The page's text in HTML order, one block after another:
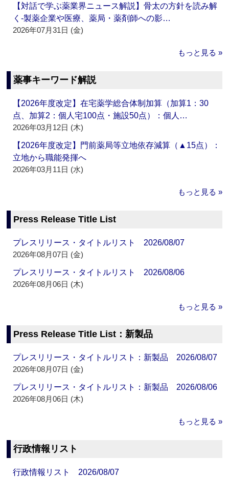
【対話で学ぶ薬業界ニュース解説】骨太の方針を読み解
く‐製薬企業や医療、薬局・薬剤師への影…
2026年07月31日 (金)
もっと見る »
薬事キーワード解説
【2026年度改定】在宅薬学総合体制加算（加算1：30
点、加算2：個人宅100点・施設50点）：個人…
2026年03月12日 (木)
【2026年度改定】門前薬局等立地依存減算（▲15点）：
立地から職能発揮へ
2026年03月11日 (水)
もっと見る »
Press Release Title List
プレスリリース・タイトルリスト 2026/08/07
2026年08月07日 (金)
プレスリリース・タイトルリスト 2026/08/06
2026年08月06日 (木)
もっと見る »
Press Release Title List：新製品
プレスリリース・タイトルリスト：新製品 2026/08/07
2026年08月07日 (金)
プレスリリース・タイトルリスト：新製品 2026/08/06
2026年08月06日 (木)
もっと見る »
行政情報リスト
行政情報リスト 2026/08/07